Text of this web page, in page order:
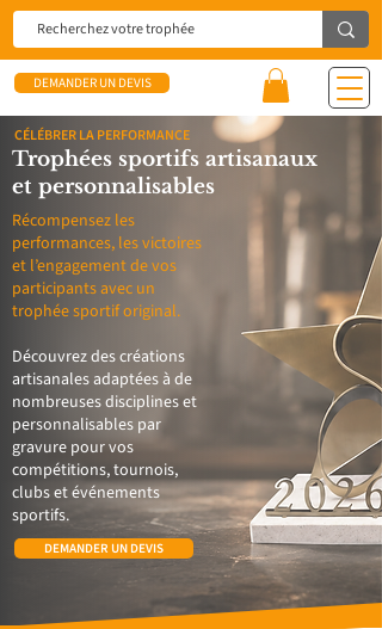
DEMANDER UN DEVIS
CÉLÉBRER LA PERFORMANCE
Trophées sportifs artisanaux
et personnalisables
Récompensez les
performances, les victoires
et l’engagement de vos
participants avec un
trophée sportif original.
Découvrez des créations
artisanales adaptées à de
nombreuses disciplines et
personnalisables par
gravure pour vos
compétitions, tournois,
clubs et événements
sportifs.
DEMANDER UN DEVIS